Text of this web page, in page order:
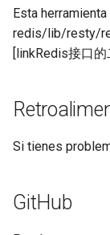
statsd
stream-lua
stream-sts
stream-upsync
sts
Esta
redis/lib/resty/
[linkRedis接口的
Si tienes
GitHub